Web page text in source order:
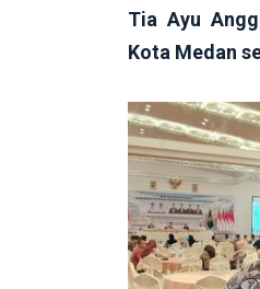
Tia Ayu
Kota Medan